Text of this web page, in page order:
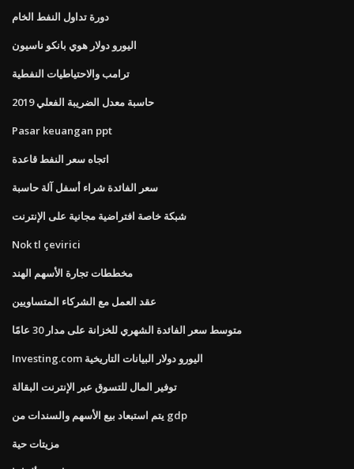
دورة تداول النفط الخام
اليورو دولار هوي بانكو ناسيون
ترامب والاحتياطيات النفطية
حاسبة معدل الضريبة الفعلي 2019
Pasar keuangan ppt
اتجاه سعر النفط قاعدة
سعر الفائدة شراء أسفل آلة حاسبة
شبكة خاصة افتراضية مجانية على الإنترنت
Nok tl çevirici
مخططات تجارة الأسهم الهند
عقد العمل مع الشركاء المتساويين
متوسط ​​سعر الفائدة الشهري للخزانة على مدار 30 عامًا
Investing.com اليورو دولار البيانات التاريخية
توفير المال للتسوق عبر الإنترنت البقالة
يتم استبعاد بيع الأسهم والسندات من gdp
مزيتات حية